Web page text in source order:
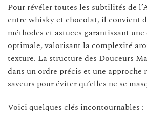
Pour révéler toutes les subtilités de
entre whisky et chocolat, il convient
méthodes et astuces garantissant
optimale, valorisant la complexité
texture. La structure des Douceurs
dans un ordre précis et une approche
saveurs pour éviter qu’elles ne se
Voici quelques clés incontournables :